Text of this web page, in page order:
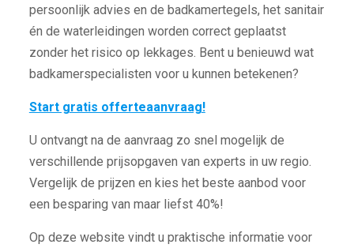
persoonlijk advies en de badkamertegels, het sanitair
én de waterleidingen worden correct geplaatst
zonder het risico op lekkages. Bent u benieuwd wat
badkamerspecialisten voor u kunnen betekenen?
Start gratis offerteaanvraag!
U ontvangt na de aanvraag zo snel mogelijk de
verschillende prijsopgaven van experts in uw regio.
Vergelijk de prijzen en kies het beste aanbod voor
een besparing van maar liefst 40%!
Op deze website vindt u praktische informatie voor